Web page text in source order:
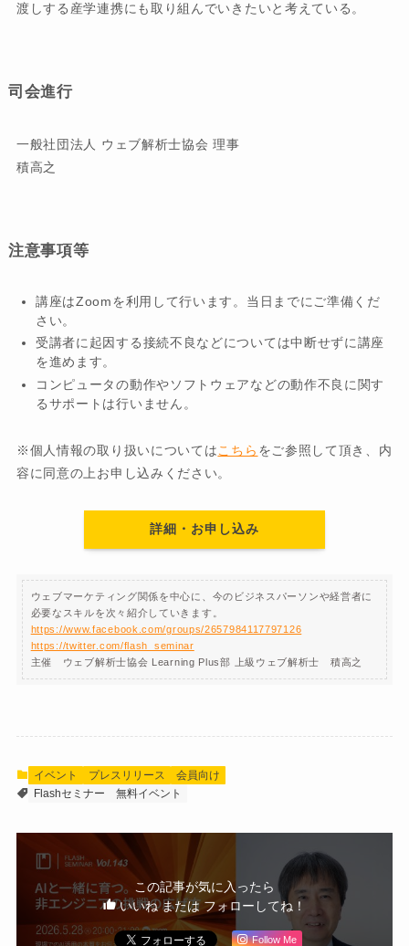
渡しする産学連携にも取り組んでいきたいと考えている。
司会進行
一般社団法人 ウェブ解析士協会 理事
積高之
注意事項等
講座はZoomを利用して行います。当日までにご準備くだ
さい。
受講者に起因する接続不良などについては中断せずに講座
を進めます。
コンピュータの動作やソフトウェアなどの動作不良に関す
るサポートは行いません。
※個人情報の取り扱いについてはこちら をご参照して頂き、内
容に同意の上お申し込みください。
詳細・お申し込み
ウェブマーケティング関係を中心に、今のビジネスパーソンや経営者に
必要なスキルを次々紹介していきます。
https://www.facebook.com/groups/2657984117797126
https://twitter.com/flash_seminar
主催 ウェブ解析士協会 Learning Plus部 上級ウェブ解析士 積高之
イベント プレスリリース
会員向け
Flashセミナー
無料イベント
この記事が気に入ったら
いいね または フォローしてね！
Follow Me